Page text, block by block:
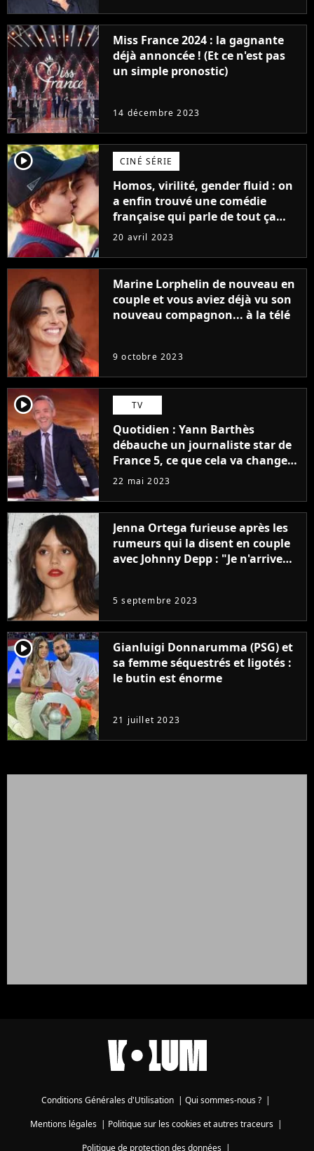
Miss France 2024 : la gagnante
déjà annoncée ! (Et ce n'est pas
un simple pronostic)
14 décembre 2023
player2 CINÉ SÉRIE
Homos, virilité, gender fluid : on
a enfin trouvé une comédie
française qui parle de tout ça
sans être super ringarde
20 avril 2023
Marine Lorphelin de nouveau en
couple et vous aviez déjà vu son
nouveau compagnon... à la télé
9 octobre 2023
player2 TV
Quotidien : Yann Barthès
débauche un journaliste star de
France 5, ce que cela va changer
à la rentrée
22 mai 2023
Jenna Ortega furieuse après les
rumeurs qui la disent en couple
avec Johnny Depp : "Je n'arrive
5 septembre 2023
player2
Gianluigi Donnarumma (PSG) et
sa femme séquestrés et ligotés :
le butin est énorme
21 juillet 2023
Conditions Générales d'Utilisation Qui sommes-nous ?
Mentions légales| Politique sur les cookies et autres traceurs|
Politique de protection des données|